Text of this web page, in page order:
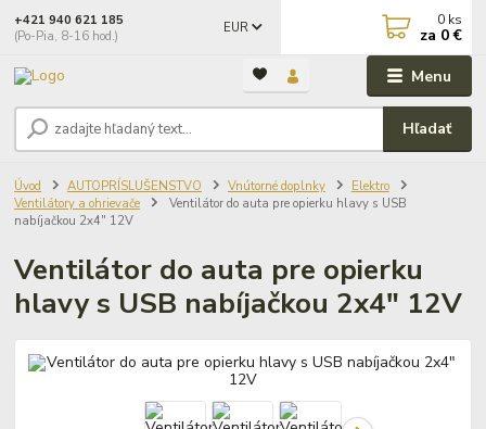
Menu
EUR
Hľadať
+421 940 621 185
(Po-Pia, 8-16 hod.)
0 ks
za 0 €
Úvod AUTOPRÍSLUŠENSTVO Vnútorné doplnky
Elektro
Ventilátory a ohrievače
Ventilátor do auta pre opierku hlavy s USB
nabíjačkou 2x4" 12V
Ventilátor do auta pre opierku
hlavy s USB nabíjačkou 2x4" 12V